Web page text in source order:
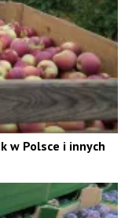
w Polsce i innych